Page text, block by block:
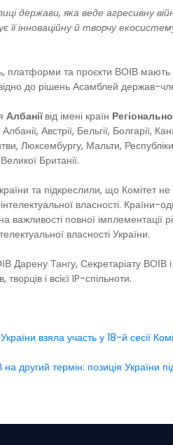
держави, яка веде агресивну
інноваційну й творчу
та проєкти ВОІВ мають
до рішень Асамблей держав-
Албаніївід імені країн
Албанії, Австрії, Бельгії, Болгарії,
Литви, Люксембургу, Мальти,
Британії.
та підкреслили, що Комітет
власності.
важливості повної
власності України.
Дарену Тангу, Секретаріату
і всієї IP-спільноти.
взяла участь у 18-й сесії
другий термін: позиція України